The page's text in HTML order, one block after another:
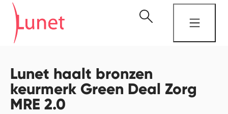
Lunet haalt bronzen
keurmerk Green Deal Zorg
MRE 2.0